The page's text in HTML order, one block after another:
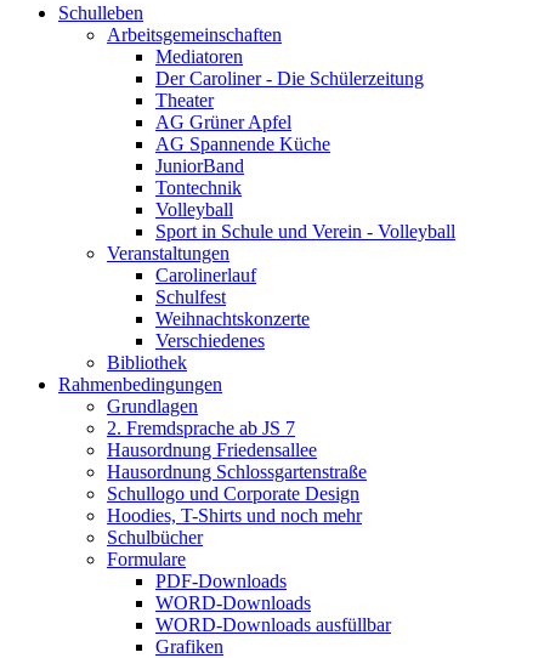
Schulleben
Arbeitsgemeinschaften
Mediatoren
Der Caroliner - Die Schülerzeitung
Theater
AG Grüner Apfel
AG Spannende Küche
JuniorBand
Tontechnik
Volleyball
Sport in Schule und Verein - Volleyball
Veranstaltungen
Carolinerlauf
Schulfest
Weihnachtskonzerte
Verschiedenes
Bibliothek
Rahmenbedingungen
Grundlagen
2. Fremdsprache ab JS 7
Hausordnung Friedensallee
Hausordnung Schlossgartenstraße
Schullogo und Corporate Design
Hoodies, T-Shirts und noch mehr
Schulbücher
Formulare
PDF-Downloads
WORD-Downloads
WORD-Downloads ausfüllbar
Grafiken